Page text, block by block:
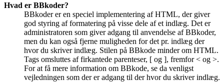
Hvad er BBkoder?
BBkoder er en speciel implementering af HTML, der giver
god styring af formatering på visse dele af et indlæg. Det er
administratoren som giver adgang til anvendelse af BBkoder,
men du kan også fjerne muligheden for det pr. indlæg der
hvor du skriver indlæg. Stilen på BBkode minder om HTML.
Tags omsluttes af firkantede parenteser, [ og ], fremfor < og >.
For at få mere information om BBkode, se da venligst
vejledningen som der er adgang til der hvor du skriver indlæg.